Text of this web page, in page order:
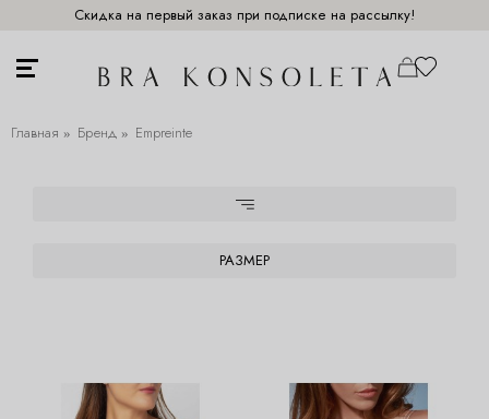
Скидка на первый заказ при подписке на рассылку!
Главная Бренд Empreinte
РАЗМЕР